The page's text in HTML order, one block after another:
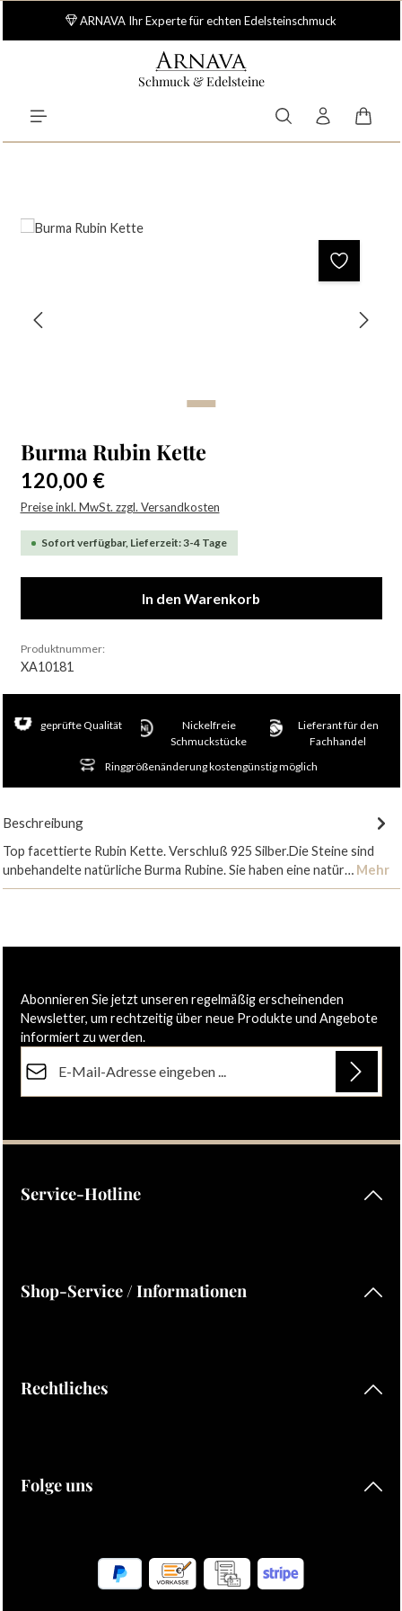
Zum Hauptinhalt springen
ARNAVA Ihr Experte für echten Edelsteinschmuck
Schmuck & Edelsteine
Bildergalerie überspringen
Burma Rubin Kette
Regulärer Preis:
120,00 €
Preise inkl. MwSt. zzgl. Versandkosten
Sofort verfügbar, Lieferzeit: 3-4 Tage
In den Warenkorb
Produktnummer:
XA10181
geprüfte Qualität
Nickelfreie
Schmuckstücke
Lieferant für den
Fachhandel
Ringgrößenänderung kostengünstig möglich
Beschreibung
Top facettierte Rubin Kette. Verschluß 925 Silber.Die Steine sind
unbehandelte natürliche Burma Rubine. Sie haben eine natür… Mehr
Abonnieren Sie jetzt unseren regelmäßig erscheinenden
Newsletter, um rechtzeitig über neue Produkte und Angebote
informiert zu werden.
Ich habe dieDatenschutzbestimmungenzur Kenntnis
Service-Hotline
Shop-Service / Informationen
Rechtliches
Folge uns